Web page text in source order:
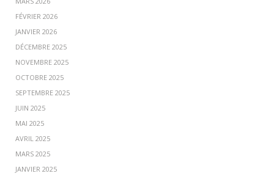
FÉVRIER 2026
JANVIER 2026
DÉCEMBRE 2025
NOVEMBRE 2025
OCTOBRE 2025
SEPTEMBRE 2025
JUIN 2025
MAI 2025
AVRIL 2025
MARS 2025
JANVIER 2025